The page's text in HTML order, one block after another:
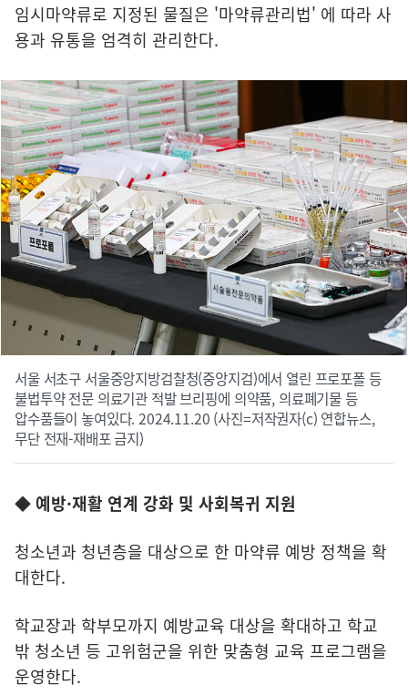
임시마약류로 지정된 물질은 '마약류관리법' 에 따라 사
용과 유통을 엄격히 관리한다.
서울 서초구 서울중앙지방검찰청(중앙지검)에서 열린 프로포폴 등
불법투약 전문 의료기관 적발 브리핑에 의약품, 의료폐기물 등
압수품들이 놓여있다. 2024.11.20 (사진=저작권자(c) 연합뉴스,
무단 전재-재배포 금지)
◆ 예방·재활 연계 강화 및 사회복귀 지원
청소년과 청년층을 대상으로 한 마약류 예방 정책을 확
대한다.
학교장과 학부모까지 예방교육 대상을 확대하고 학교
밖 청소년 등 고위험군을 위한 맞춤형 교육 프로그램을
운영한다.